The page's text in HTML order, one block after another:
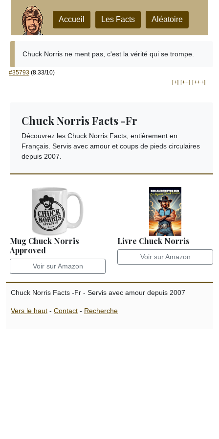
Accueil Les Facts Aléatoire
Chuck Norris ne ment pas, c'est la vérité qui se trompe.
#35793 (8.33/10)
[+] [++] [+++]
Chuck Norris Facts -Fr
Découvrez les Chuck Norris Facts, entièrement en
Français. Servis avec amour et coups de pieds circulaires
depuis 2007.
Mug Chuck Norris
Approved
Voir sur Amazon
Livre Chuck Norris
Voir sur Amazon
Chuck Norris Facts -Fr - Servis avec amour depuis 2007
Vers le haut - Contact - Recherche